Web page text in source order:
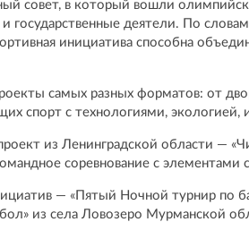
совет, в который вошли
государственные деятели. По
инициатива способна
самых разных форматов: от
спорт с технологиями,
из Ленинградской области —
соревнование с элементами
— «Пятый Ночной турнир по
из села Ловозеро Мурманской